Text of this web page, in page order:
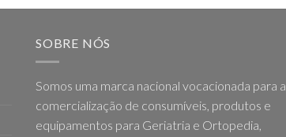
SOBRE NÓS
Somos uma marca nacional vocacionada para a
comercialização de consumíveis, produtos e
equipamentos para Geriatria e Ortopedia,